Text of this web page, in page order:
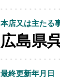
本店又は主たる
広島県
最終更新年月日